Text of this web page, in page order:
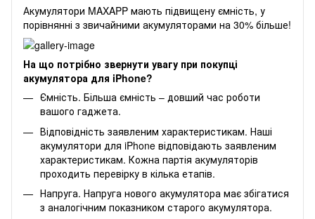
Акумулятори MAXAPP мають підвищену ємність, у
порівнянні з звичайними акумуляторами на 30% більше!
На що потрібно звернути увагу при покупці
акумулятора для iPhone?
Ємність. Більша ємність – довший час роботи
вашого гаджета.
Відповідність заявленим характеристикам. Наші
акумулятори для iPhone відповідають заявленим
характеристикам. Кожна партія акумуляторів
проходить перевірку в кілька етапів.
Напруга. Напруга нового акумулятора має збігатися
з аналогічним показником старого акумулятора.